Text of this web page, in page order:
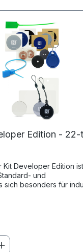
Edition - 22-
Kit Developer Edition
und
sich besonders für
Gib den